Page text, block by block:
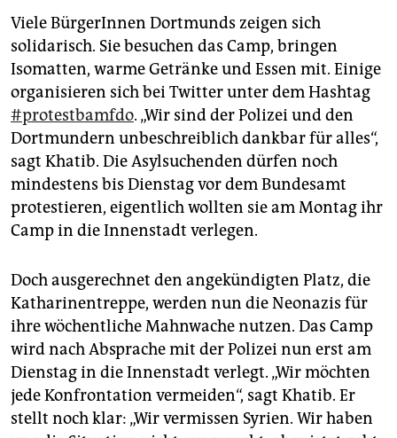
Viele BürgerInnen Dortmunds zeigen sich
solidarisch. Sie besuchen das Camp, bringen
Isomatten, warme Getränke und Essen mit. Einige
organisieren sich bei Twitter unter dem Hashtag
#protestbamfdo. „Wir sind der Polizei und den
Dortmundern unbeschreiblich dankbar für alles“,
sagt Khatib. Die Asylsuchenden dürfen noch
mindestens bis Dienstag vor dem Bundesamt
protestieren, eigentlich wollten sie am Montag ihr
Camp in die Innenstadt verlegen.
Doch ausgerechnet den angekündigten Platz, die
Katharinentreppe, werden nun die Neonazis für
ihre wöchentliche Mahnwache nutzen. Das Camp
wird nach Absprache mit der Polizei nun erst am
Dienstag in die Innenstadt verlegt. „Wir möchten
jede Konfrontation vermeiden“, sagt Khatib. Er
stellt noch klar: „Wir vermissen Syrien. Wir haben